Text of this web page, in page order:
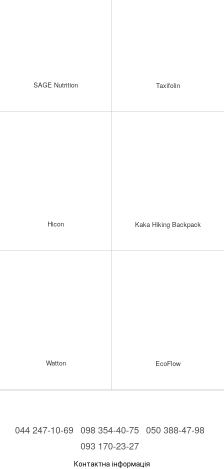
SAGE Nutrition Taxifolin
Hicon Kaka Hiking Backpack
Watton EcoFlow
044 247-10-69 098 354-40-75 050 388-47-98
093 170-23-27
Контактна інформація